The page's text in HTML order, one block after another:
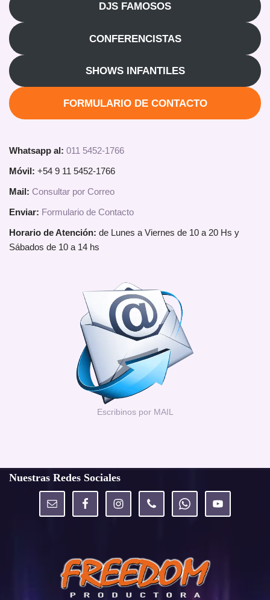
DJS FAMOSOS
CONFERENCISTAS
SHOWS INFANTILES
FORMULARIO DE CONTACTO
Whatsapp al: 011 5452-1766
Móvil: +54 9 11 5452-1766
Mail: Consultar por Correo
Enviar: Formulario de Contacto
Horario de Atención: de Lunes a Viernes de 10 a 20 Hs y
Sábados de 10 a 14 hs
Escribinos por MAIL
Nuestras Redes Sociales